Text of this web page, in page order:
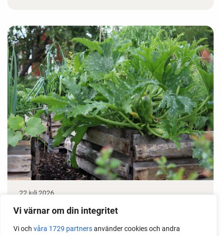
Vi värnar om din integritet
Vi och våra 1729 partnersanvänder cookies och andra
22 juli 2026
Odla stora växter på liten plats
Med det här smarta knepet kan du odla också stora